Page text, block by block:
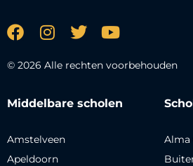
© 2026 Alle rechten voorbehouden
Middelbare scholen
Amstelveen
Apeldoorn
Alma